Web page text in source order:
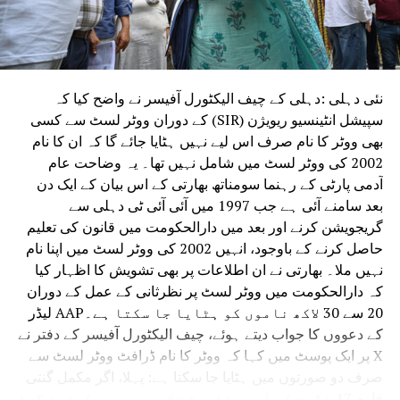
تمام نکاسی آب کے مقامات پر اہلکار تعینات کیے
گئے ہیں۔
نئی دہلی :دہلی کے چیف الیکٹورل آفیسر نے واضح کیا کہ
سپیشل انٹینسیو ریویژن (SIR) کے دوران ووٹر لسٹ سے کسی
بھی ووٹر کا نام صرف اس لیے نہیں ہٹایا جائے گا کہ ان کا نام
2002 کی ووٹر لسٹ میں شامل نہیں تھا۔ یہ وضاحت عام
آدمی پارٹی کے رہنما سومناتھ بھارتی کے اس بیان کے ایک دن
بعد سامنے آئی ہے جب 1997 میں آئی آئی ٹی دہلی سے
گریجویشن کرنے اور بعد میں دارالحکومت میں قانون کی تعلیم
حاصل کرنے کے باوجود، انہیں 2002 کی ووٹر لسٹ میں اپنا نام
نہیں ملا۔ بھارتی نے ان اطلاعات پر بھی تشویش کا اظہار کیا
کہ دارالحکومت میں ووٹر لسٹ پر نظرثانی کے عمل کے دوران
20 سے 30 لاکھ ناموں کو ہٹایا جا سکتا ہے۔AAP لیڈر
کے دعووں کا جواب دیتے ہوئے، چیف الیکٹورل آفیسر کے دفتر نے
X پر ایک پوسٹ میں کہا کہ ووٹر کا نام ڈرافٹ ووٹر لسٹ سے